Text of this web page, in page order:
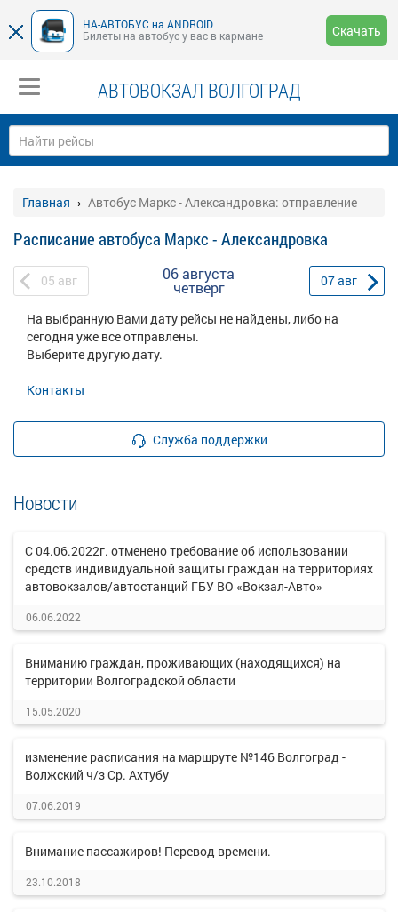
НА-АВТОБУС на ANDROID
Билеты на автобус у вас в кармане
Скачать
АВТОВОКЗАЛ ВОЛГОГРАД
Главная Автобус Маркс - Александровка: отправление
Расписание автобуса Маркс - Александровка
05 авг 06 августа
четверг 07авг
На выбранную Вами дату рейсы не найдены, либо на
сегодня уже все отправлены.
Выберите другую дату.
Контакты
Служба поддержки
Новости
С 04.06.2022г. отменено требование об использовании
средств индивидуальной защиты граждан на территориях
автовокзалов/автостанций ГБУ ВО «Вокзал-Авто»
06.06.2022
Вниманию граждан, проживающих (находящихся) на
территории Волгоградской области
15.05.2020
изменение расписания на маршруте №146 Волгоград -
Волжский ч/з Ср. Ахтубу
07.06.2019
Внимание пассажиров! Перевод времени.
23.10.2018